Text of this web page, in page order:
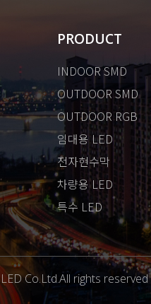
PRODUCT
INDOOR SMD
OUTDOOR SMD
OUTDOOR RGB
임대용 LED
전자현수막
차량용 LED
특수 LED
Co.Ltd.All rights reserved